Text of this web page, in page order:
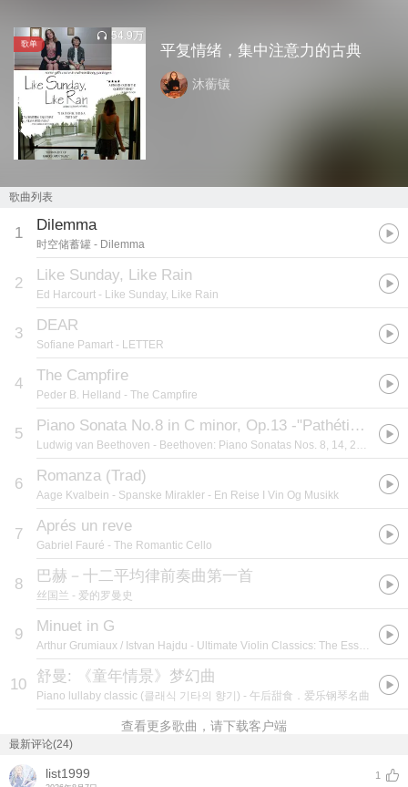
歌单
54.9万
平复情绪，集中注意力的古典
沐蘅镶
歌曲列表
1 Dilemma
时空储蓄罐 - Dilemma
2 Like Sunday, Like Rain
Ed Harcourt - Like Sunday, Like Rain
3 DEAR
Sofiane Pamart - LETTER
4 The Campfire
Peder B. Helland - The Campfire
5 Piano Sonata No.8 in C minor, Op.13 -"Pathétique": 2. Adagio cantabile
Ludwig van Beethoven - Beethoven: Piano Sonatas Nos. 8, 14, 20 & 23
6 Romanza (Trad)
Aage Kvalbein - Spanske Mirakler - En Reise I Vin Og Musikk
7 Aprés un reve
Gabriel Fauré - The Romantic Cello
8 巴赫－十二平均律前奏曲第一首
丝国兰 - 爱的罗曼史
9 Minuet in G
Arthur Grumiaux / Istvan Hajdu - Ultimate Violin Classics: The Essential Masterpieces
10 舒曼: 《童年情景》梦幻曲
Piano lullaby classic (클래식 기타의 향기) - 午后甜食．爱乐钢琴名曲
查看更多歌曲，请下载客户端
最新评论(24)
list1999 1